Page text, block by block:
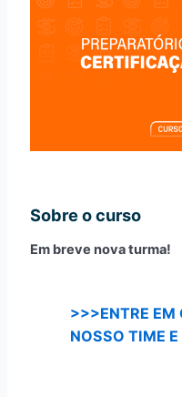
Sobre o curso
Em breve nova turma!
>>>ENTRE EM
NOSSO TIME